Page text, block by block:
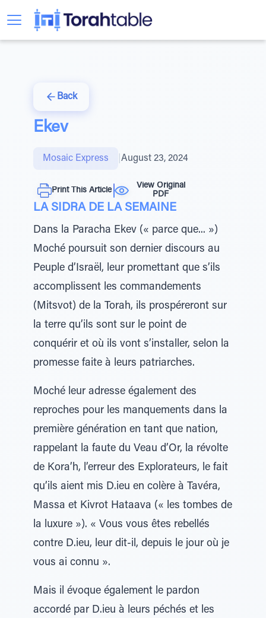
Back
Ekev
Mosaic Express August 23, 2024
Print This Article
View Original
PDF
LA SIDRA DE LA SEMAINE
Dans la Paracha Ekev (« parce que... »)
Moché poursuit son dernier discours au
Peuple d’Israël, leur promettant que s’ils
accomplissent les commandements
(Mitsvot) de la Torah, ils prospéreront sur
la terre qu’ils sont sur le point de
conquérir et où ils vont s’installer, selon la
promesse faite à leurs patriarches.
Moché leur adresse également des
reproches pour les manquements dans la
première génération en tant que nation,
rappelant la faute du Veau d’Or, la révolte
de Kora’h, l’erreur des Explorateurs, le fait
qu’ils aient mis D.ieu en colère à Tavéra,
Massa et Kivrot Hataava (« les tombes de
la luxure »). « Vous vous êtes rebellés
contre D.ieu, leur dit-il, depuis le jour où je
vous ai connu ».
Mais il évoque également le pardon
accordé par D.ieu à leurs péchés et les